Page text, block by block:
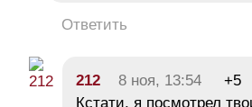
Ответить
212 8 ноя, 13:54
+5
Кстати, я посмотрел